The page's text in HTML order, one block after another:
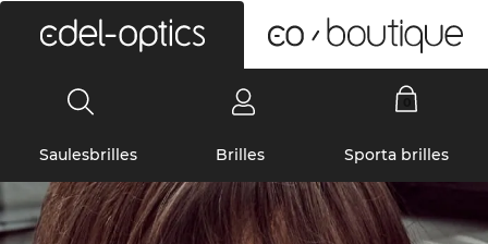
Saulesbrilles Brilles Sporta brilles